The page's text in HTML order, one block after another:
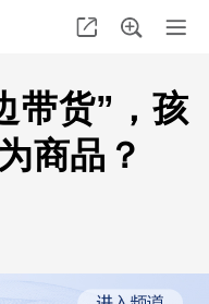
带货”，孩
商品？